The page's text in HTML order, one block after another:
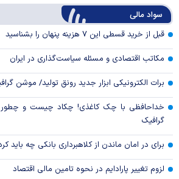
سواد مالی
قبل از خرید قسطی این ۷ هزینه پنهان را بشناسید
مکاتب اقتصادی و مسئله سیاست‌گذاری در ایران
برات الکترونیکی ابزار جدید رونق تولید/ موشن
خداحافظی با چک کاغذی! چکاد چیست و
گرافیک
برای در امان ماندن از کلاهبرداری بانکی چه باید
لزوم تغییر پارادایم در نحوه تامین مالی اقتصاد